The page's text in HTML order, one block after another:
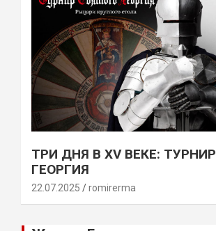
ТРИ ДНЯ В XV ВЕКЕ:
ГЕОРГИЯ
22.07.2025 romirerma